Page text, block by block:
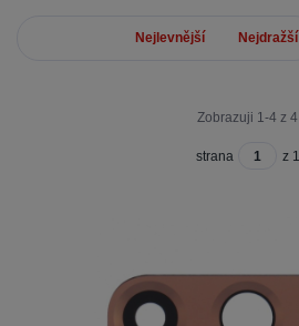
Nejlevnější Nejdražší
Zobrazuji 1-4 z 4
strana z 1